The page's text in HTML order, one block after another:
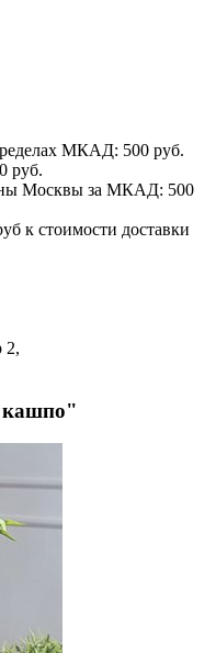
МКАД: 500 руб.
руб.
Москвы за МКАД: 500
к стоимости доставки
2,
кашпо"